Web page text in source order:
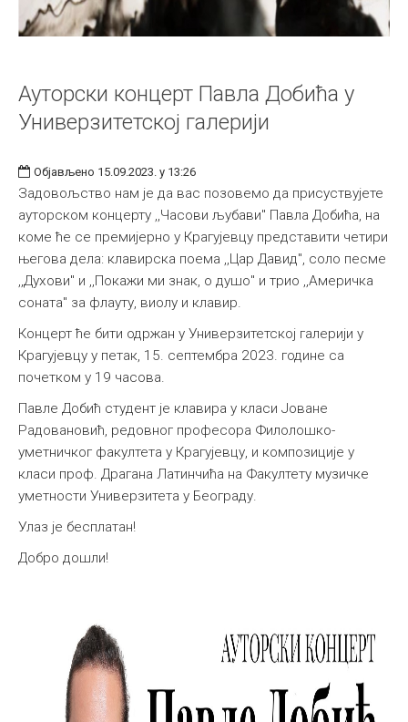
Ауторски концерт Павла Добића у
Универзитетској галерији
Објављено 15.09.2023. у 13:26
Задовољство нам је да вас позовемо да присуствујете
ауторском концерту ,,Часови љубави" Павла Добића, на
коме ће се премијерно у Крагујевцу представити четири
његова дела: клавирска поема ,,Цар Давид", соло песме
,,Духови" и ,,Покажи ми знак, о душо" и трио ,,Америчка
соната" за флауту, виолу и клавир.
Концерт ће бити одржан у Универзитетској галерији у
Крагујевцу у петак, 15. септембра 2023. године са
почетком у 19 часова.
Павле Добић студент је клавира у класи Јоване
Радовановић, редовног професора Филолошко-
уметничког факултета у Крагујевцу, и композиције у
класи проф. Драгана Латинчића на Факултету музичке
уметности Универзитета у Београду.
Улаз је бесплатан!
Добро дошли!